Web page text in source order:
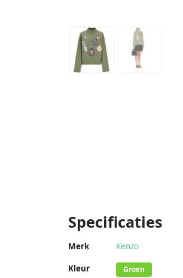
Specificaties
Merk Kenzo
Kleur Groen